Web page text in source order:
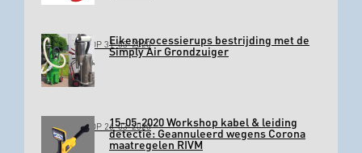
GEPLAATST OP 31-03-2020Eikenprocessierups bestrijding met de
Simply Air Grondzuiger
GEPLAATST OP 26-03-202015-05-2020 Workshop kabel & leiding
detectie: Geannuleerd wegens Corona
maatregelen RIVM